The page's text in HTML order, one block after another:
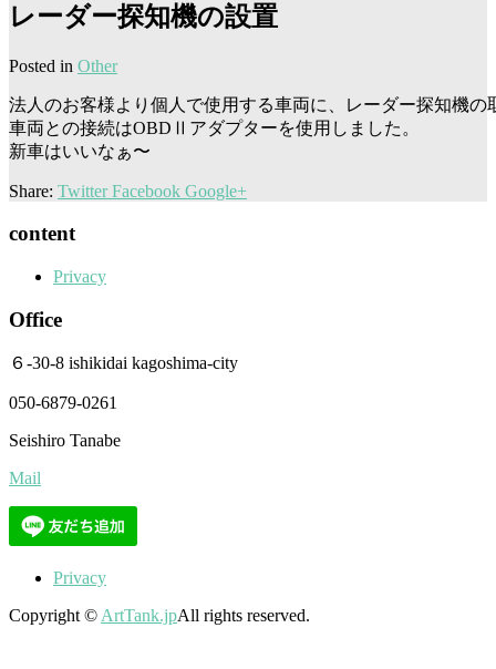
レーダー探知機の設置
Posted in Other
法人のお客様より個人で使用する車両に、レーダー探知機の
車両との接続はOBDⅡアダプターを使用しました。
新車はいいなぁ〜
Share: Twitter Facebook Google+
content
Privacy
Office
６-30-8 ishikidai kagoshima-city
050-6879-0261
Seishiro Tanabe
Mail
Privacy
Copyright ©ArtTank.jpAll rights reserved.